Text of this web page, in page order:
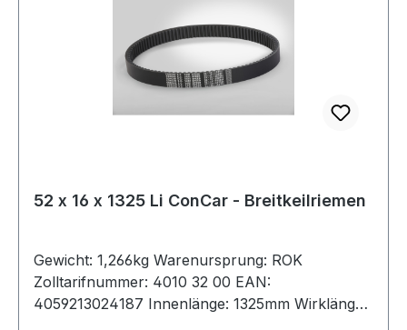
52 x 16 x 1325 Li ConCar - Breitkeilriemen
Gewicht: 1,266kg Warenursprung: ROK
Zolltarifnummer: 4010 32 00 EAN:
4059213024187 Innenlänge: 1325mm Wirklänge: